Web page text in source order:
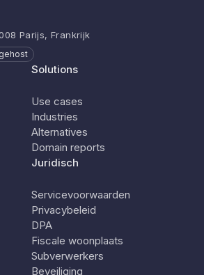
Parijs, Frankrijk
Solutions
Use cases
Industries
Alternatives
Domain reports
Juridisch
Servicevoorwaarden
Privacybeleid
DPA
Fiscale woonplaats
Subverwerkers
Beveiliging